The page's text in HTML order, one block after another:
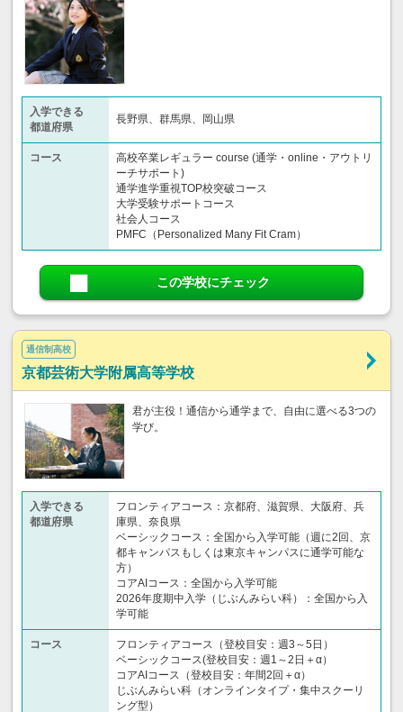
入学できる
都道府県
長野県、群馬県、岡山県
コース
高校卒業レギュラー course (通学・online・アウトリ
ーチサポート)
通学進学重視TOP校突破コース
大学受験サポートコース
社会人コース
PMFC（Personalized Many Fit Cram）
この学校にチェック
通信制高校
京都芸術大学附属高等学校
君が主役！通信から通学まで、自由に選べる3つの
学び。
入学できる
都道府県
フロンティアコース：京都府、滋賀県、大阪府、兵
庫県、奈良県
ベーシックコース：全国から入学可能（週に2回、京
都キャンパスもしくは東京キャンパスに通学可能な
方）
コアAIコース：全国から入学可能
2026年度期中入学（じぶんみらい科）：全国から入
学可能
コース
フロンティアコース（登校目安：週3～5日）
ベーシックコース(登校目安：週1～2日＋α）
コアAIコース（登校目安：年間2回＋α）
じぶんみらい科（オンラインタイプ・集中スクーリ
ング型）